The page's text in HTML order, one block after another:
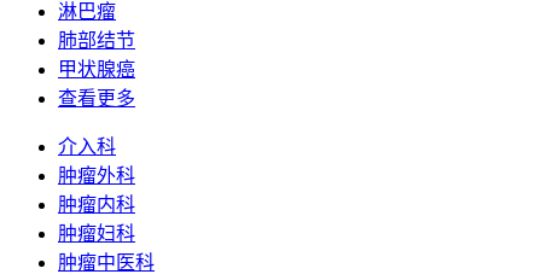
淋巴瘤
肺部结节
甲状腺癌
查看更多
介入科
肿瘤外科
肿瘤内科
肿瘤妇科
肿瘤中医科